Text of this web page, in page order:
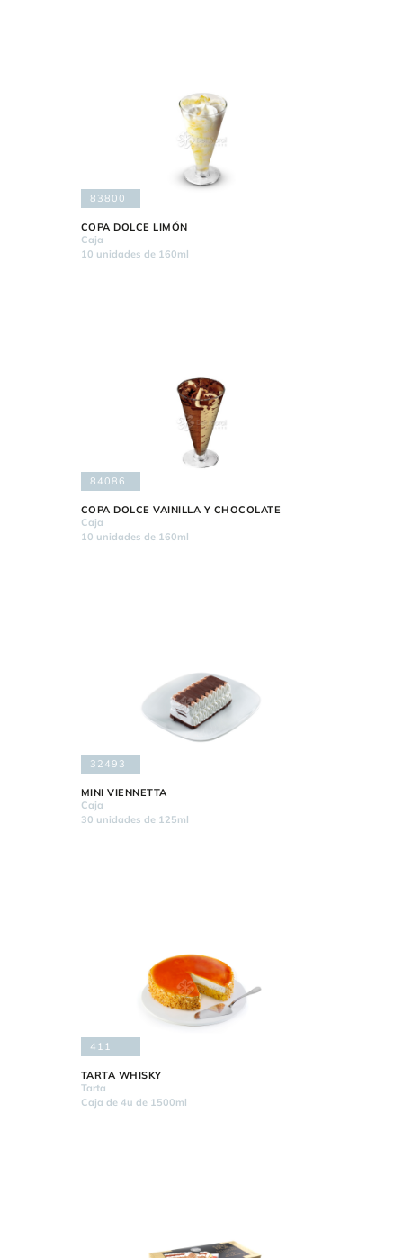
83800
COPA DOLCE LIMÓN
Caja
10 unidades de 160ml
84086
COPA DOLCE VAINILLA Y CHOCOLATE
Caja
10 unidades de 160ml
32493
MINI VIENNETTA
Caja
30 unidades de 125ml
411
TARTA WHISKY
Tarta
Caja de 4u de 1500ml